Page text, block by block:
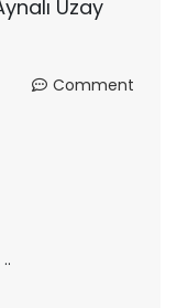
Uzay
Comment